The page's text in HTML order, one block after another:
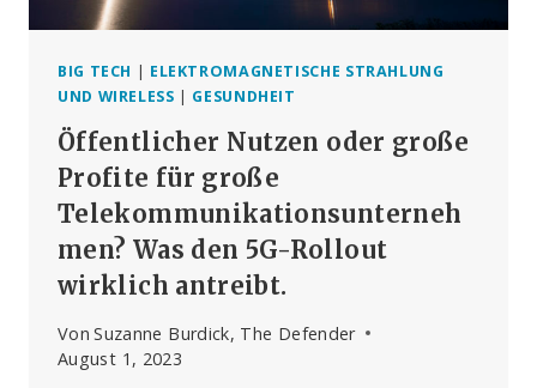
BIG TECH | ELEKTROMAGNETISCHE STRAHLUNG
UND WIRELESS | GESUNDHEIT
Öffentlicher Nutzen oder große
Profite für große
Telekommunikationsunterneh
men? Was den 5G-Rollout
wirklich antreibt.
Von Suzanne Burdick, The Defender
August 1, 2023